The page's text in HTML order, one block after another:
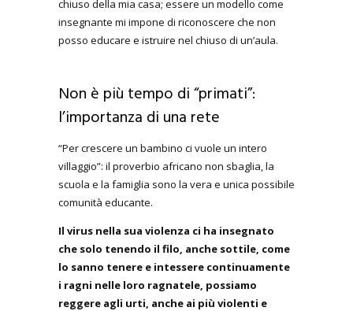
chiuso della mia casa; essere un modello come
insegnante mi impone di riconoscere che non
posso educare e istruire nel chiuso di un’aula.
Non è più tempo di “primati”:
l’importanza di una rete
“Per crescere un bambino ci vuole un intero
villaggio”: il proverbio africano non sbaglia, la
scuola e la famiglia sono la vera e unica possibile
comunità educante.
Il virus nella sua violenza ci ha insegnato
che solo tenendo il filo, anche sottile, come
lo sanno tenere e intessere continuamente
i ragni nelle loro ragnatele, possiamo
reggere agli urti, anche ai più violenti e